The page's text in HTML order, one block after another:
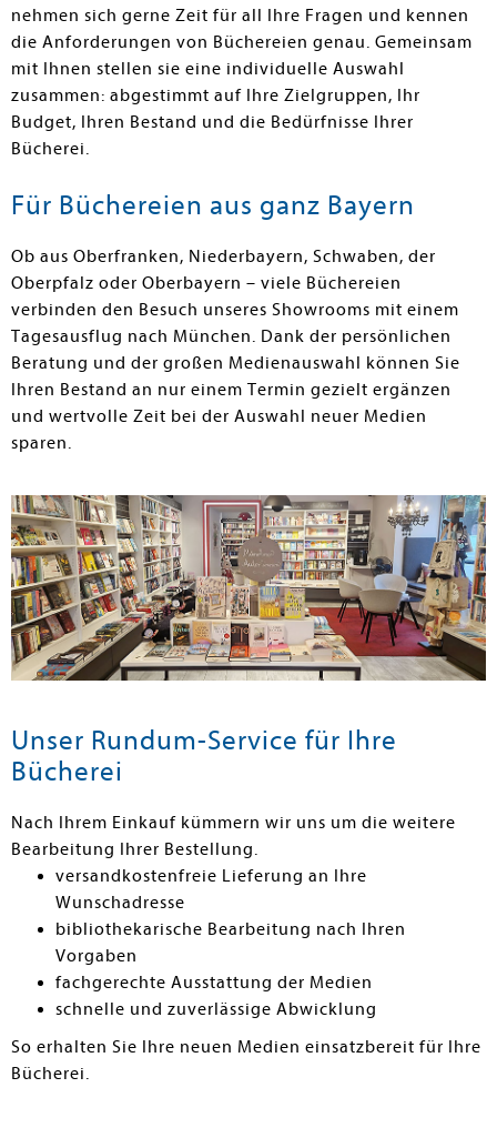
nehmen sich gerne Zeit für all Ihre Fragen und kennen
die Anforderungen von Büchereien genau. Gemeinsam
mit Ihnen stellen sie eine individuelle Auswahl
zusammen: abgestimmt auf Ihre Zielgruppen, Ihr
Budget, Ihren Bestand und die Bedürfnisse Ihrer
Bücherei.
Für Büchereien aus ganz Bayern
Ob aus Oberfranken, Niederbayern, Schwaben, der
Oberpfalz oder Oberbayern – viele Büchereien
verbinden den Besuch unseres Showrooms mit einem
Tagesausflug nach München. Dank der persönlichen
Beratung und der großen Medienauswahl können Sie
Ihren Bestand an nur einem Termin gezielt ergänzen
und wertvolle Zeit bei der Auswahl neuer Medien
sparen.
Unser Rundum-Service für Ihre
Bücherei
Nach Ihrem Einkauf kümmern wir uns um die weitere
Bearbeitung Ihrer Bestellung.
versandkostenfreie Lieferung an Ihre
Wunschadresse
bibliothekarische Bearbeitung nach Ihren
Vorgaben
fachgerechte Ausstattung der Medien
schnelle und zuverlässige Abwicklung
So erhalten Sie Ihre neuen Medien einsatzbereit für Ihre
Bücherei.